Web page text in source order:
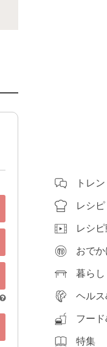
トレ
レシピ
レシ
おでか
暮らし
ヘル
フー
特集